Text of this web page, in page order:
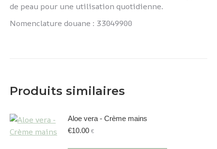
de peau pour une utilisation quotidienne.
Nomenclature douane : 33049900
Produits similaires
Aloe vera - Crème mains
€10.00 €